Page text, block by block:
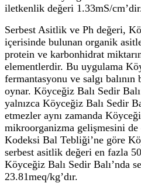
iletkenlik değeri 1.33mS/
Serbest Asitlik ve Ph değeri,
içerisinde bulunan organik
protein ve karbonhidrat
elementlerdir. Bu uygulama
fermantasyonu ve salgı
oynar. Köyceğiz Balı Sedir
yalnızca Köyceğiz Balı Sedir
etmezler aynı zamanda
mikroorganizma gelişmesini de
Kodeksi Bal Tebliği’ne göre
serbest asitlik değeri en fazla
Köyceğiz Balı Sedir Balı’nda
23.81meq/kg’dır.